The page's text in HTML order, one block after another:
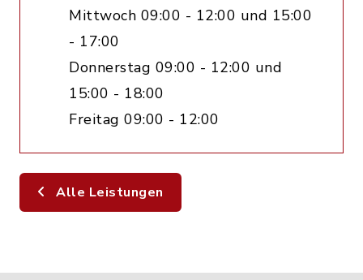
Mittwoch 09:00 - 12:00 und 15:00
- 17:00
Donnerstag 09:00 - 12:00 und
15:00 - 18:00
Freitag 09:00 - 12:00
Alle Leistungen